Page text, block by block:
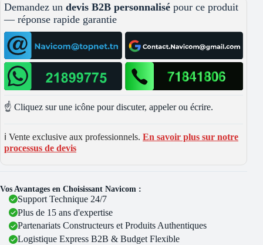
Demandez un devis B2B personnalisé pour ce produit
— réponse rapide garantie
☝️ Cliquez sur une icône pour discuter, appeler ou écrire.
ℹ️ Vente exclusive aux professionnels. En savoir plus sur notre
processus de devis
Vos Avantages en Choisissant Navicom :
Support Technique 24/7
Plus de 15 ans d'expertise
Partenariats Constructeurs et Produits Authentiques
Logistique Express B2B & Budget Flexible